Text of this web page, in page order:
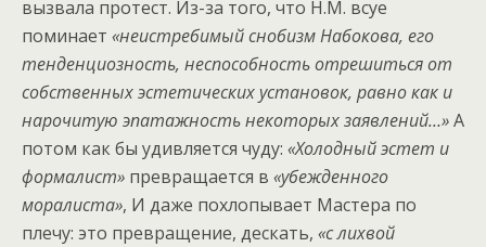
вызвала протест. Из-за того, что Н.М. всуе
поминает «неистребимый снобизм Набокова, его
тенденциозность, неспособность отрешиться от
собственных эстетических установок, равно как и
нарочитую эпатажность некоторых заявлений…»А
потом как бы удивляется чуду: «Холодный эстет и
формалист» превращается в «убежденного
моралиста», И даже похлопывает Мастера по
плечу: это превращение, дескать, «с лихвой